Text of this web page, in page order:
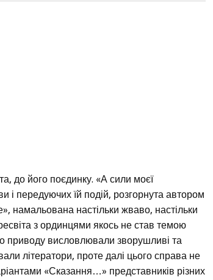
до його поєдинку. «А сили моєї
і передуючих їй подій, розгорнута автором
намальована настільки жваво, настільки
з ординцями якось не став темою
приводу висловлювали зворушливі та
літератори, проте далі цього справа не
«Сказання…» представників різних